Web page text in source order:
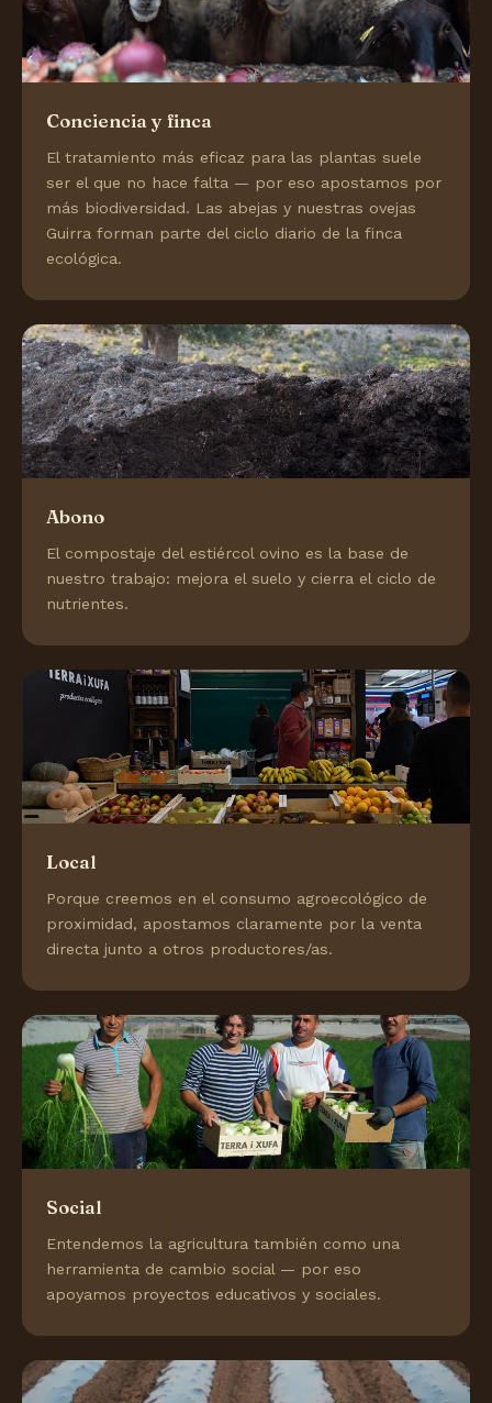
Conciencia y finca
El tratamiento más eficaz para las plantas suele
ser el que no hace falta — por eso apostamos por
más biodiversidad. Las abejas y nuestras ovejas
Guirra forman parte del ciclo diario de la finca
ecológica.
Abono
El compostaje del estiércol ovino es la base de
nuestro trabajo: mejora el suelo y cierra el ciclo de
nutrientes.
Local
Porque creemos en el consumo agroecológico de
proximidad, apostamos claramente por la venta
directa junto a otros productores/as.
Social
Entendemos la agricultura también como una
herramienta de cambio social — por eso
apoyamos proyectos educativos y sociales.